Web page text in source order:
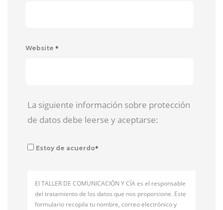
Website *
La siguiente información sobre protección
de datos debe leerse y aceptarse:
Estoy de acuerdo*
El TALLER DE COMUNICACIÓN Y CÍA es el responsable
del tratamiento de los datos que nos proporcione. Este
formulario recopila tu nombre, correo electrónico y